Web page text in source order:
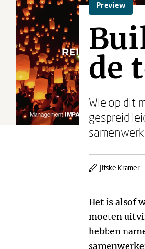
Preview
de
Wie op dit
gespreid
Jitske Kramer
Het is alsof
moeten
hebben